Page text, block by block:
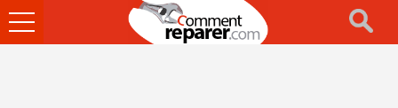
Ouvrir
le